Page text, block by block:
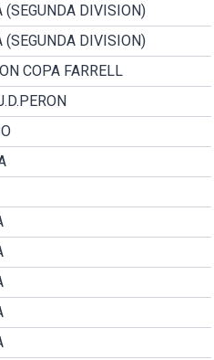
DIVISION)
DIVISION)
COPA FARRELL